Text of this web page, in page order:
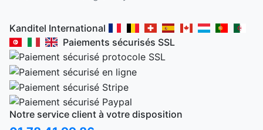
Kanditel International
Paiements sécurisés SSL
Notre service client à votre disposition